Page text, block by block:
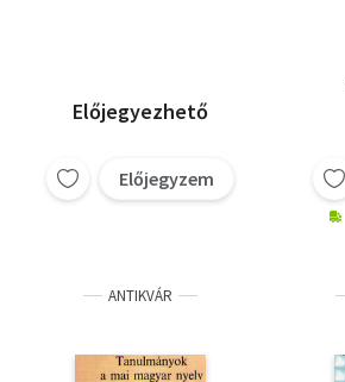
Előjegyezhető
Előjegyzem
ANTIKVÁR